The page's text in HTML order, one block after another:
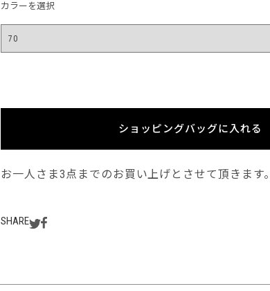
カラーを選択
ショッピングバッグに入れる
お一人さま3点までのお買い上げとさせて頂きます。
SHARE